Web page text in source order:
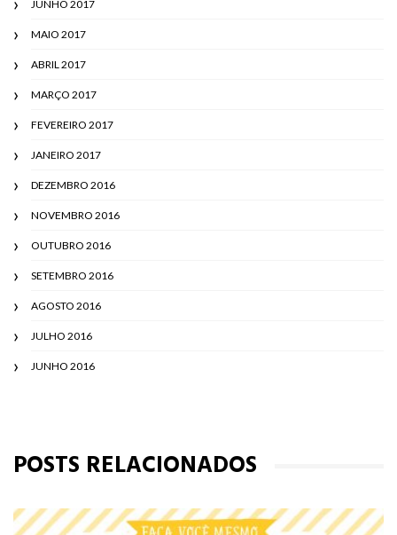
JUNHO 2017
MAIO 2017
ABRIL 2017
MARÇO 2017
FEVEREIRO 2017
JANEIRO 2017
DEZEMBRO 2016
NOVEMBRO 2016
OUTUBRO 2016
SETEMBRO 2016
AGOSTO 2016
JULHO 2016
JUNHO 2016
POSTS RELACIONADOS